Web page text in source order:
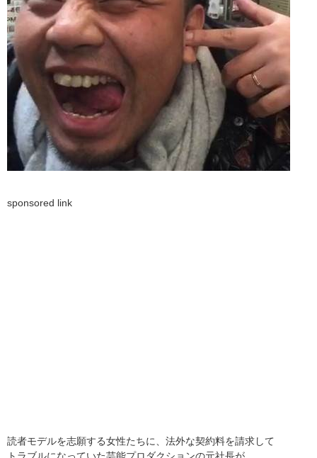
sponsored link
読者モデルを志願する女性たちに、法外な契約料を請求して